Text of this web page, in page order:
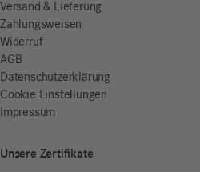
Versand & Lieferung
Zahlungsweisen
Widerruf
AGB
Datenschutzerklärung
Cookie Einstellungen
Impressum
Unsere Zertifikate